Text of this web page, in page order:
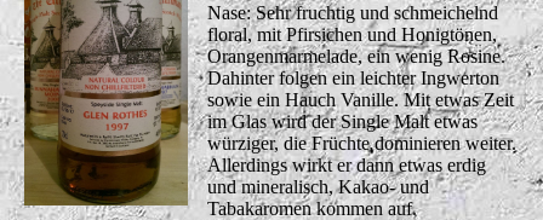
Nase: Sehr fruchtig und schmeichelnd
floral, mit Pfirsichen und Honigtönen,
Orangenmarmelade, ein wenig Rosine.
Dahinter folgen ein leichter Ingwerton
sowie ein Hauch Vanille. Mit etwas Zeit
im Glas wird der Single Malt etwas
würziger, die Früchte dominieren weiter.
Allerdings wirkt er dann etwas erdig
und mineralisch, Kakao- und
Tabakaromen kommen auf.